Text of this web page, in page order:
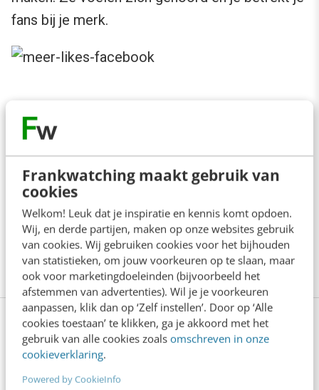
Frankwatching maakt gebruik van
cookies
Welkom! Leuk dat je inspiratie en kennis komt opdoen.
Wij, en derde partijen, maken op onze websites gebruik
van cookies. Wij gebruiken cookies voor het bijhouden
van statistieken, om jouw voorkeuren op te slaan, maar
ook voor marketingdoeleinden (bijvoorbeeld het
afstemmen van advertenties). Wil je je voorkeuren
aanpassen, klik dan op ‘Zelf instellen’. Door op ‘Alle
cookies toestaan’ te klikken, ga je akkoord met het
gebruik van alle cookies zoals omschreven in onze
cookieverklaring.
Powered by CookieInfo
fans bij je merk.
Hou deze posttypes bij het schrijven van
content in je achterhoofd en je zult zien dat het
creëren van interactie een stuk gemakkelijker
wordt. Tot slot ben ik ook benieuwd naar jouw
ervaringen: welke posttypes leiden bij jou altijd
tot meer reacties en interactie?
Foto intro met dank aan Fotolia
Facebook in 2021: dit zijn de trends
[gratis trendsessie]